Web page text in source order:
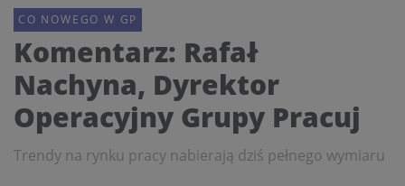
CO NOWEGO W GP
Komentarz: Rafał
Nachyna, Dyrektor
Operacyjny Grupy Pracuj
Trendy na rynku pracy nabierają dziś pełnego wymiaru